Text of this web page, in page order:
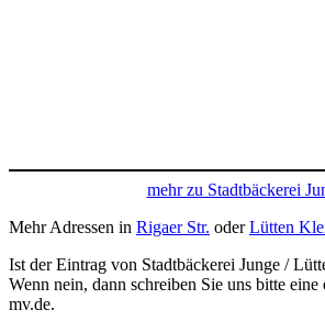
mehr zu Stadtbäckerei
Mehr Adressen in Rigaer Str. oderLütten
Ist der Eintrag von Stadtbäckerei Junge /
Wenn nein, dann schreiben Sie uns bitte
mv.de.